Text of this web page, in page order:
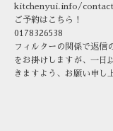
kitchenyui.info/contact
ご予約はこちら！
0178326538
フィルターの関係で返信
をお掛けしますが、一日
きますよう、お願い申し